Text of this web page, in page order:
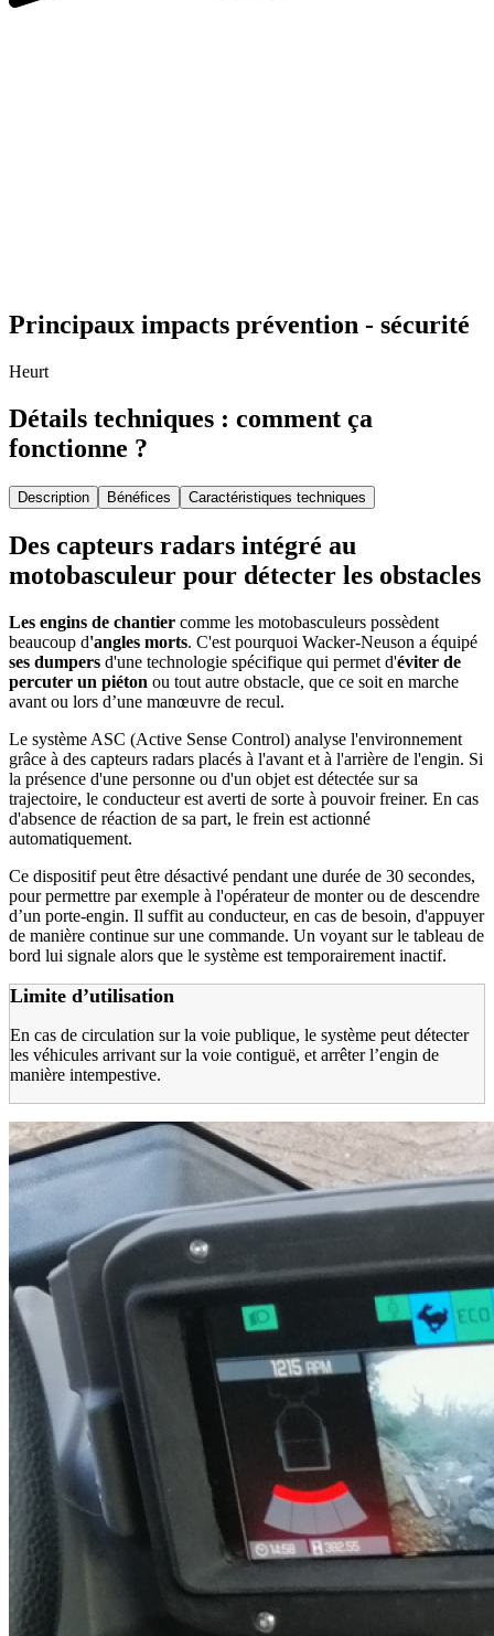
Principaux impacts prévention - sécurité
Heurt
Détails techniques : comment ça
fonctionne ?
Description Bénéfices Caractéristiques techniques
Des capteurs radars intégré au
motobasculeur pour détecter les obstacles
Les engins de chantier comme les motobasculeurs possèdent
beaucoup d'angles morts. C'est pourquoi Wacker-Neuson a équipé
ses dumpers d'une technologie spécifique qui permet d'éviter de
percuter un piéton ou tout autre obstacle, que ce soit en marche
avant ou lors d’une manœuvre de recul.
Le système ASC (Active Sense Control) analyse l'environnement
grâce à des capteurs radars placés à l'avant et à l'arrière de l'engin. Si
la présence d'une personne ou d'un objet est détectée sur sa
trajectoire, le conducteur est averti de sorte à pouvoir freiner. En cas
d'absence de réaction de sa part, le frein est actionné
automatiquement.
Ce dispositif peut être désactivé pendant une durée de 30 secondes,
pour permettre par exemple à l'opérateur de monter ou de descendre
d’un porte-engin. Il suffit au conducteur, en cas de besoin, d'appuyer
de manière continue sur une commande. Un voyant sur le tableau de
bord lui signale alors que le système est temporairement inactif.
Limite d’utilisation
En cas de circulation sur la voie publique, le système peut détecter
les véhicules arrivant sur la voie contiguë, et arrêter l’engin de
manière intempestive.